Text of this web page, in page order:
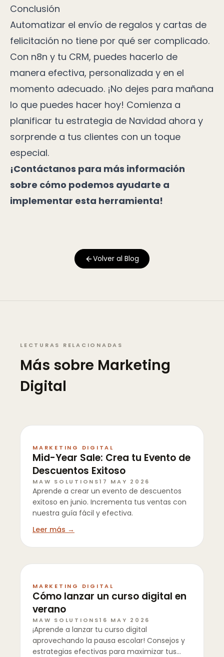
Conclusión
Automatizar el envío de regalos y cartas de
felicitación no tiene por qué ser complicado.
Con n8n y tu CRM, puedes hacerlo de
manera efectiva, personalizada y en el
momento adecuado. ¡No dejes para mañana
lo que puedes hacer hoy! Comienza a
planificar tu estrategia de Navidad ahora y
sorprende a tus clientes con un toque
especial.
¡Contáctanos para más información
sobre cómo podemos ayudarte a
implementar esta herramienta!
Volver al Blog
LECTURAS RELACIONADAS
Más sobre Marketing
Digital
MARKETING DIGITAL
Mid-Year Sale: Crea tu Evento de
Descuentos Exitoso
MAW SOLUTIONS17 MAY 2026
Aprende a crear un evento de descuentos
exitoso en junio. Incrementa tus ventas con
nuestra guía fácil y efectiva.
Leer más →
MARKETING DIGITAL
Cómo lanzar un curso digital en
verano
MAW SOLUTIONS16 MAY 2026
¡Aprende a lanzar tu curso digital
aprovechando la pausa escolar! Consejos y
estrategias efectivas para maximizar tus